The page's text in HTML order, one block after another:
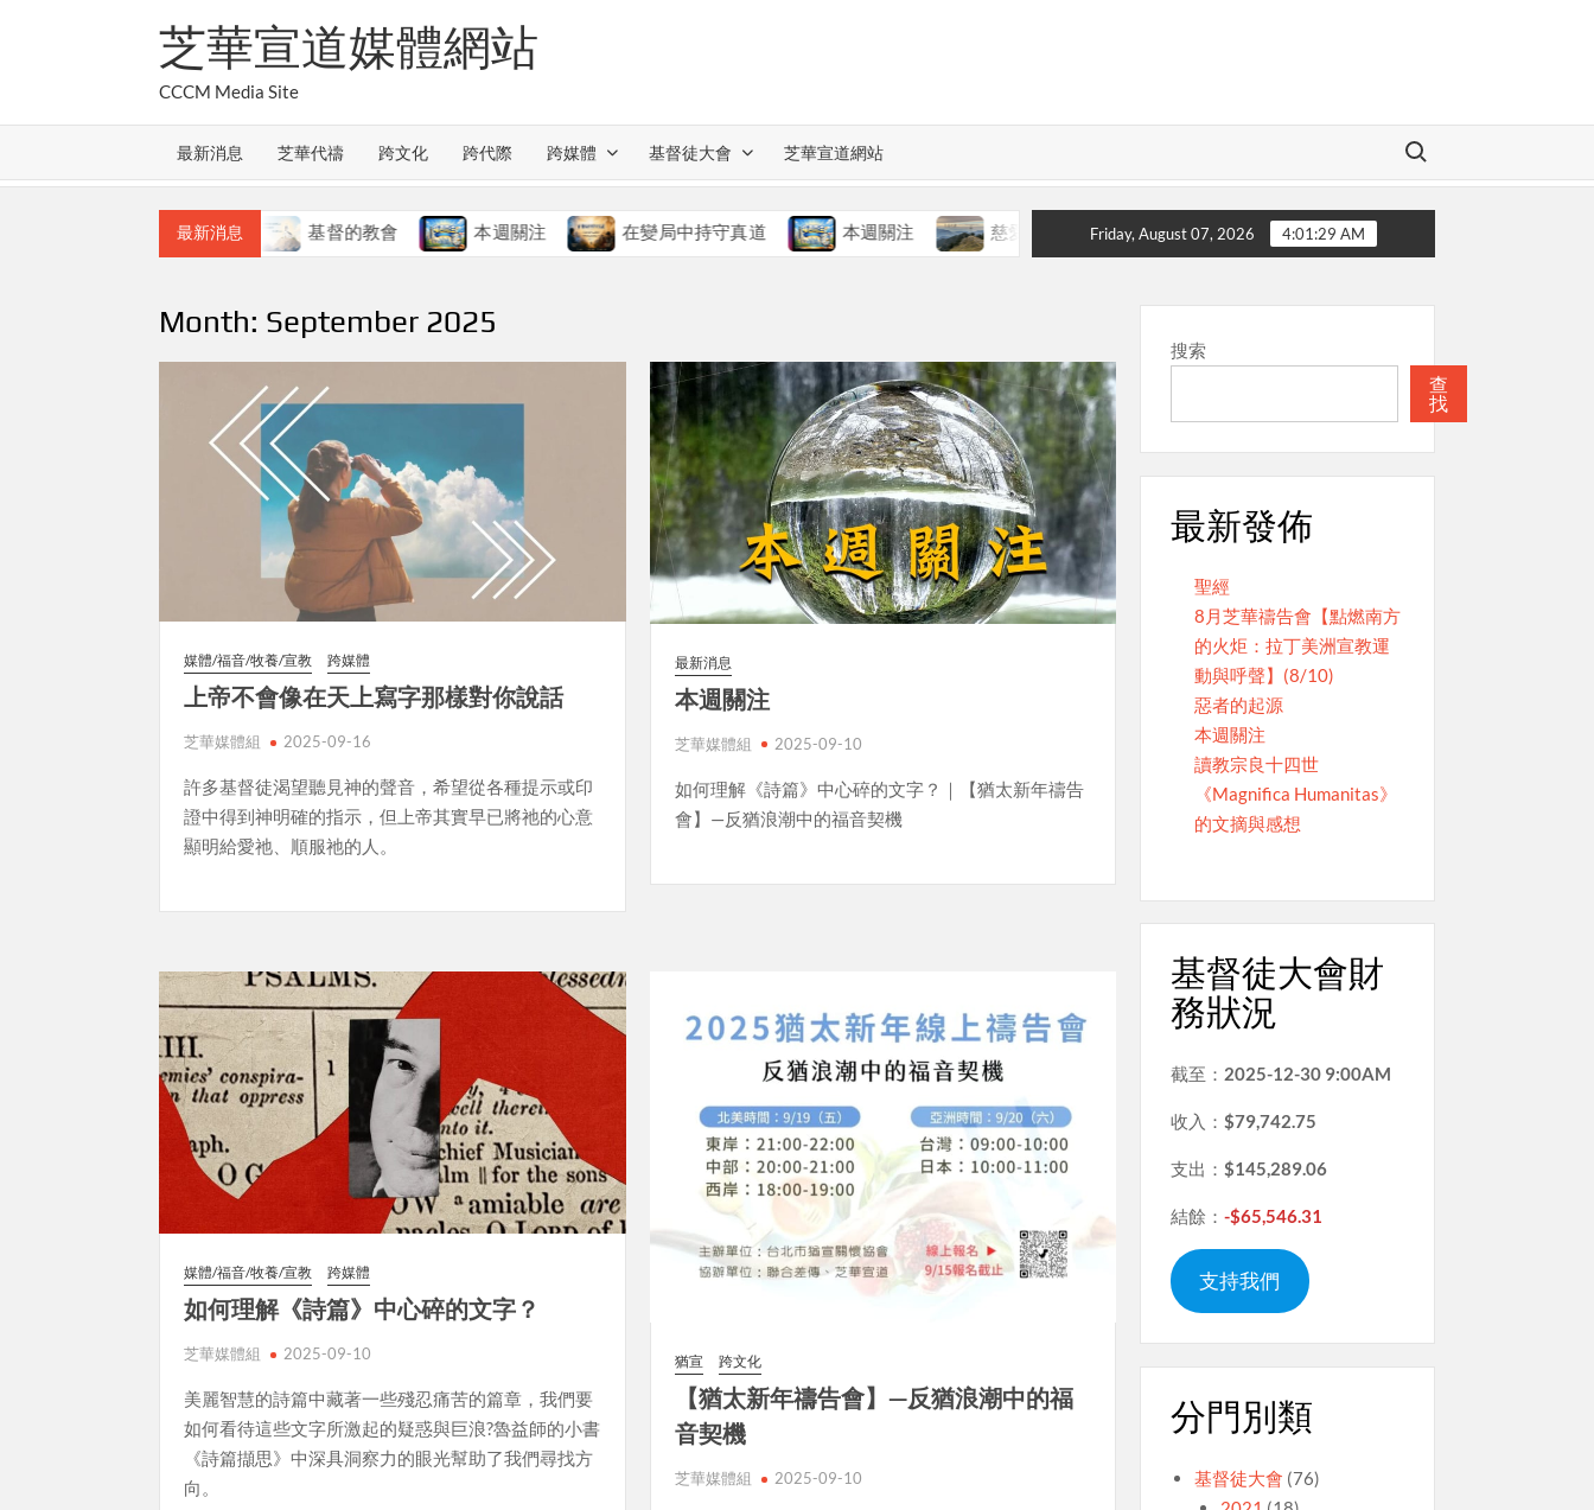
芝華宣道媒體網站
CCCM Media Site
最新消息 芝華代禱 跨文化 跨代際 跨媒體 基督徒大會 芝華宣道網站
Search for:
最新消息基督的教會 本週關注 在變局中持守真道 本週關注 慈愛的神 本週關注 聖經 本週關注
Friday, August 07, 2026 4:01:30 AM
Month: September 2025
媒體/福音/牧養/宣教 跨媒體
上帝不會像在天上寫字那樣對你說話
芝華媒體組 2025-09-16
許多基督徒渴望聽見神的聲音，希望從各種提示或印
證中得到神明確的指示，但上帝其實早已將祂的心意
顯明給愛祂、順服祂的人。
最新消息
本週關注
芝華媒體組 2025-09-10
如何理解《詩篇》中心碎的文字？｜【猶太新年禱告
會】—反猶浪潮中的福音契機
媒體/福音/牧養/宣教 跨媒體
如何理解《詩篇》中心碎的文字？
芝華媒體組 2025-09-10
美麗智慧的詩篇中藏著一些殘忍痛苦的篇章，我們要
如何看待這些文字所激起的疑惑與巨浪?魯益師的小書
《詩篇擷思》中深具洞察力的眼光幫助了我們尋找方
向。
猶宣 跨文化
【猶太新年禱告會】—反猶浪潮中的福
音契機
芝華媒體組 2025-09-10
搜索
查
找
最新發佈
聖經
8月芝華禱告會【點燃南方
的火炬：拉丁美洲宣教運
動與呼聲】(8/10)
惡者的起源
本週關注
讀教宗良十四世
《Magnifica Humanitas》
的文摘與感想
基督徒大會財
務狀況
截至： 2025-12-30 9:00AM
收入： $79,742.75
支出： $145,289.06
結餘： -$65,546.31
支持我們
分門別類
基督徒大會 (76)